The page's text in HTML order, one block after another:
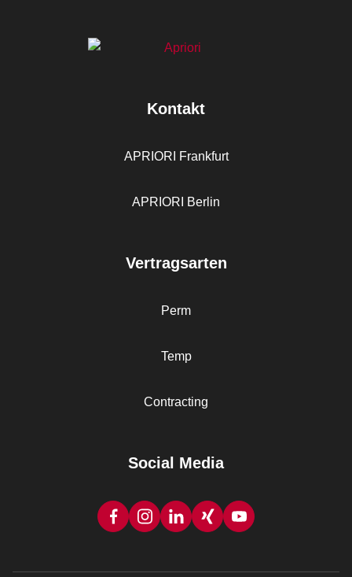
Kontakt
APRIORI Frankfurt
APRIORI Berlin
Vertragsarten
Perm
Temp
Contracting
Social Media